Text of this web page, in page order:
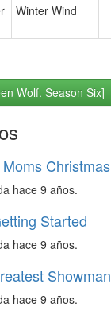
Winter Wind
Wolf. Season Six]
Christmas
hace 9 años.
Started
hace 9 años.
Showman
hace 9 años.